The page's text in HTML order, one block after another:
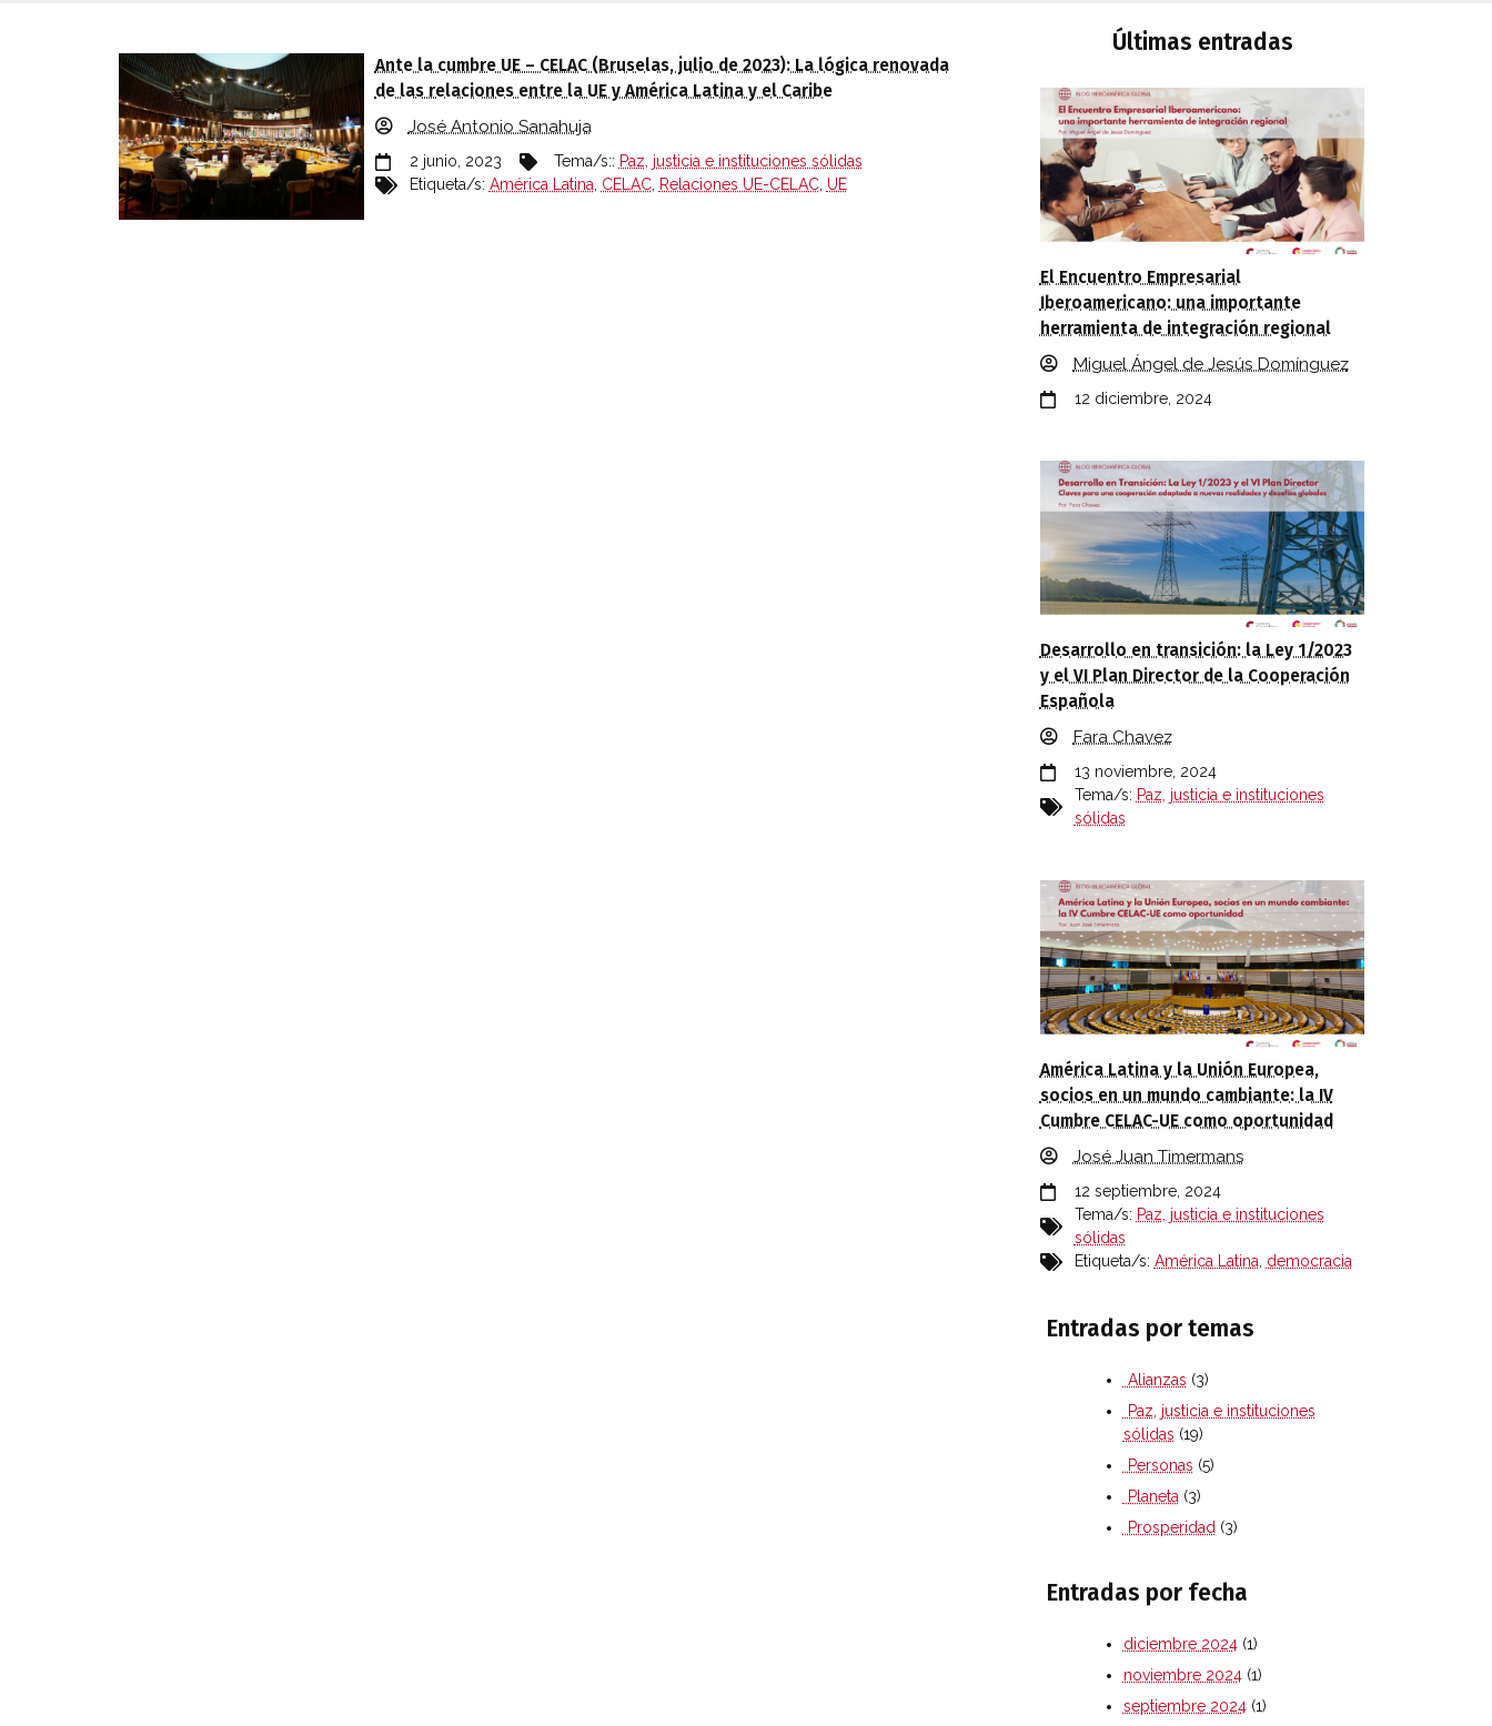
RELACIÓN DE AUTORES QUE COLABORAN EN EL BLOG IBEROAMÉRICA GLOBAL
Ante la cumbre UE – CELAC (Bruselas, julio de 2023): La lógica renovada
de las relaciones entre la UE y América Latina y el Caribe
José Antonio Sanahuja
2 junio, 2023 Tema/s:: Paz, justicia e instituciones sólidas
Etiqueta/s: América Latina CELAC, Relaciones UE-CELAC, UE
Últimas entradas
El Encuentro Empresarial
Iberoamericano: una importante
herramienta de integración regional
Miguel Ángel de Jesús Domínguez
12 diciembre, 2024
Desarrollo en transición: la Ley 1/2023
y el VI Plan Director de la Cooperación
Española
Fara Chavez
13 noviembre, 2024
Tema/s: Paz, justicia e instituciones
sólidas
América Latina y la Unión Europea,
socios en un mundo cambiante: la IV
Cumbre CELAC-UE como oportunidad
José Juan Timermans
12 septiembre, 2024
Tema/s: Paz, justicia e instituciones
sólidas
Etiqueta/s: América Latina democracia
Entradas por temas
Alianzas (3)
Paz, justicia e instituciones
sólidas (19)
Personas (5)
Planeta (3)
Prosperidad (3)
Entradas por fecha
diciembre 2024(1)
noviembre 2024(1)
septiembre 2024(1)